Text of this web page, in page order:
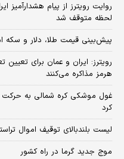
روایت رویترز از پیام هشدارآمیز
لحظه متوقف شد
پیش‌بینی قیمت طلا، دلار و سکه امروز
هرمز مذاکره می‌کنند
غول موشکی کره شمالی به حرکت
کرد
لیست بلندبالای توقیف اموال
موج جدید گرما در راه کشور